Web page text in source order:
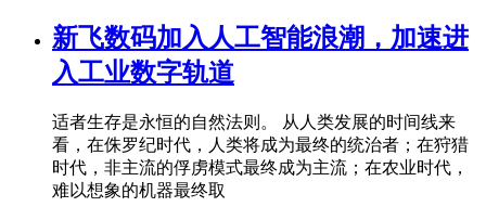
新飞数码加入人工智能浪潮，加速进
入工业数字轨道
适者生存是永恒的自然法则。 从人类发展的时间线来
看，在侏罗纪时代，人类将成为最终的统治者；在狩猎
时代，非主流的俘虏模式最终成为主流；在农业时代，
难以想象的机器最终取